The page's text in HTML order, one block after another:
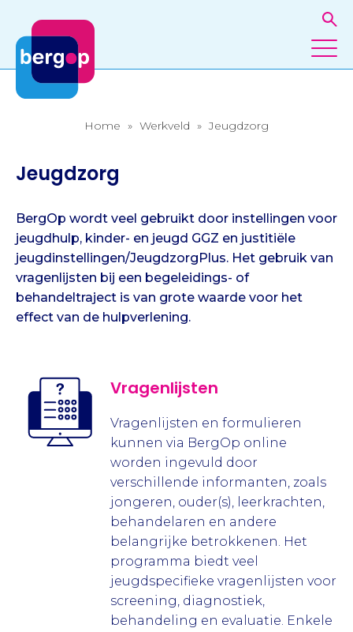
Home » Werkveld » Jeugdzorg
Jeugdzorg
BergOp wordt veel gebruikt door instellingen voor
jeugdhulp, kinder- en jeugd GGZ en justitiële
jeugdinstellingen/JeugdzorgPlus. Het gebruik van
vragenlijsten bij een begeleidings- of
behandeltraject is van grote waarde voor het
effect van de hulpverlening.
Vragenlijsten
Vragenlijsten en formulieren
kunnen via BergOp online
worden ingevuld door
verschillende informanten, zoals
jongeren, ouder(s), leerkrachten,
behandelaren en andere
belangrijke betrokkenen. Het
programma biedt veel
jeugdspecifieke vragenlijsten voor
screening, diagnostiek,
behandeling en evaluatie. Enkele